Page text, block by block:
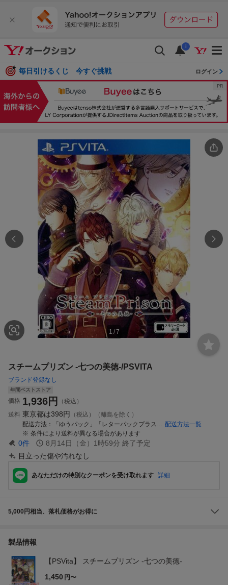
i
毎日引けるくじ 今すぐ挑戦 ログイン
1 /7
スチームプリズン -七つの美徳-/PSVITA
ブランド登録なし
年間ベストストア
価格 1,936円
（税込）
送料 東京都は398円
（税込）（離島を除く）
配送方法
「ゆうパック」「レターパックプラス」「ゆうパケット」又は「ゆうメール」 配送方法一覧
条件により送料が異なる場合があります
0件 8月14日（金）1時59分 終了予定
目立った傷や汚れなし
あなただけの特別なクーポンを受け取れます 詳細
5,000円相当、落札価格がお得に
製品情報
【PSVita】 スチームプリズン -七つの美徳-
1,450 円〜